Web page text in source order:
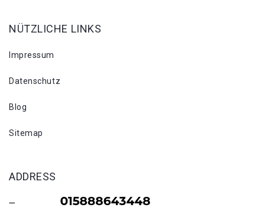
NÜTZLICHE LINKS
Impressum
Datenschutz
Blog
Sitemap
ADDRESS